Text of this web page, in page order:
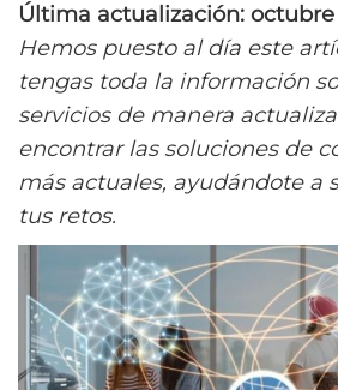
Última actualización: octubre
Hemos puesto al día este
tengas toda la información
servicios de manera
encontrar las soluciones de
más actuales, ayudándote a
tus retos.